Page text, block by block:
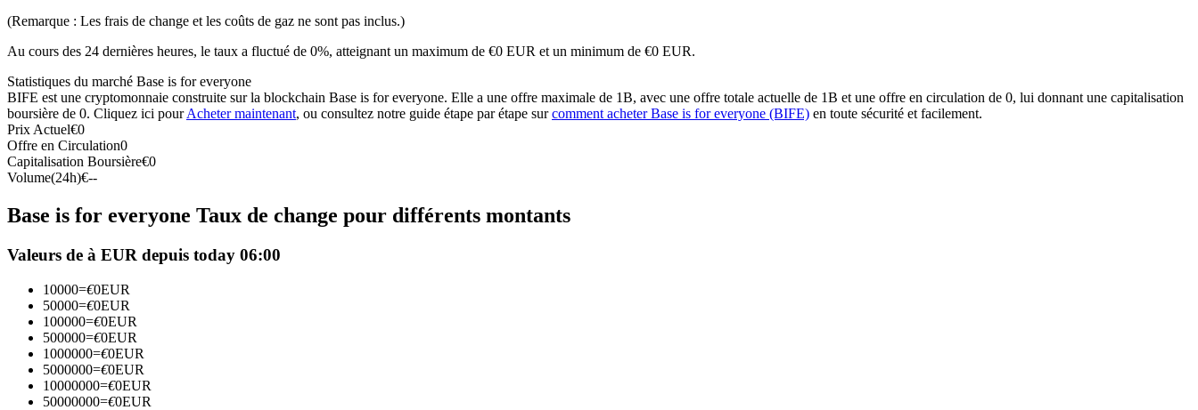
Futures USDC
Futures utilisant l'USDC comme garantie
(Remarque : Les frais de change et les coûts de gaz ne sont pas inclus.)
Au cours des 24 dernières heures, le taux a fluctué de 0%, atteignant un maximum de €0 EUR et un minimum de €0 EUR.
Statistiques du marché Base is for everyone
BIFE est une cryptomonnaie construite sur la blockchain Base is for everyone. Elle a une offre maximale de 1B, avec une offre totale actuelle de 1B et une offre en circulation de 0, lui donnant une capitalisation
boursière de 0. Cliquez ici pourAcheter maintenant, ou consultez notre guide étape par étape surcomment acheter Base is for everyone (BIFE) en toute sécurité et facilement.
Prix Actuel€0
Offre en Circulation0
Capitalisation Boursière€0
Volume(24h)€--
Base is for everyone Taux de change pour différents montants
Valeurs de à EUR depuis today 06:00
10000=€0EUR
50000=€0EUR
100000=€0EUR
500000=€0EUR
1000000=€0EUR
5000000=€0EUR
10000000=€0EUR
50000000=€0EUR